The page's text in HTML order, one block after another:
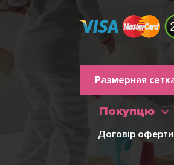
нижнього
колонтитулу
Размерная
Покупцю
Договір оферти